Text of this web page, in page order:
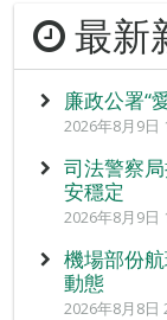
最新
廉政公署“
2026年8月9日
司法警察
安穩定
2026年8月9日
機場部份
動態
2026年8月8日